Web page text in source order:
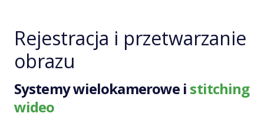
Rejestracja i przetwarzanie
obrazu
Systemy wielokamerowe i stitching
wideo